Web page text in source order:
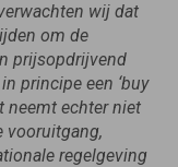
wij dat
om de
prijsopdrijvend
principe een ‘buy
neemt echter niet
vooruitgang,
regelgeving